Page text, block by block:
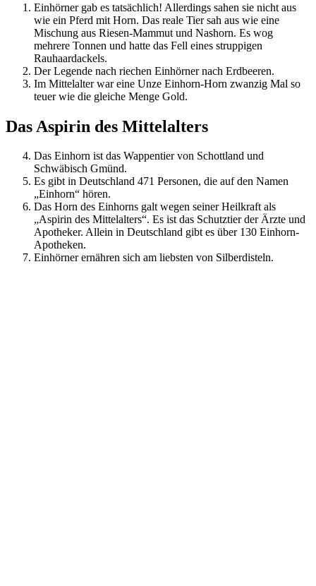
Einhörner gab es tatsächlich! Allerdings sahen sie nicht aus
wie ein Pferd mit Horn. Das reale Tier sah aus wie eine
Mischung aus Riesen-Mammut und Nashorn. Es wog
mehrere Tonnen und hatte das Fell eines struppigen
Rauhaardackels.
Der Legende nach riechen Einhörner nach Erdbeeren.
Im Mittelalter war eine Unze Einhorn-Horn zwanzig Mal so
teuer wie die gleiche Menge Gold.
Das Aspirin des Mittelalters
Das Einhorn ist das Wappentier von Schottland und
Schwäbisch Gmünd.
Es gibt in Deutschland 471 Personen, die auf den Namen
„Einhorn“ hören.
Das Horn des Einhorns galt wegen seiner Heilkraft als
„Aspirin des Mittelalters“. Es ist das Schutztier der Ärzte und
Apotheker. Allein in Deutschland gibt es über 130 Einhorn-
Apotheken.
Einhörner ernähren sich am liebsten von Silberdisteln.